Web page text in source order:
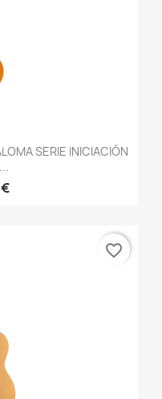
SERIE INICIACIÓN
favorite_border